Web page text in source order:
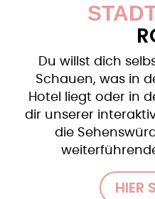
Du willst dich
Schauen, was in
Hotel liegt oder in
dir unserer
die
HIER